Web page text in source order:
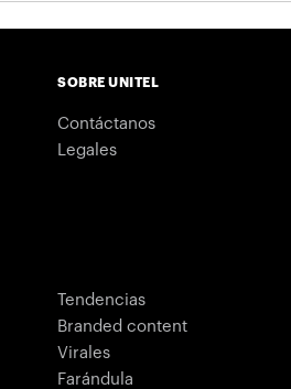
SOBRE UNITEL
Contáctanos
Legales
Tendencias
Branded content
Virales
Farándula